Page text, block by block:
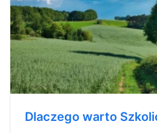
Dlaczego warto